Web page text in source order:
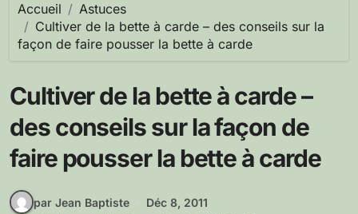
Accueil
Astuces
Cultiver de la bette à carde – des conseils sur la
façon de faire pousser la bette à carde
Cultiver de la bette à carde –
des conseils sur la façon de
faire pousser la bette à carde
par Jean Baptiste
Déc 8, 2011